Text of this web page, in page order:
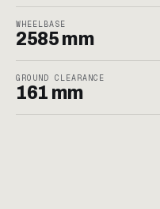
WHEELBASE
2585 mm
GROUND CLEARANCE
161 mm